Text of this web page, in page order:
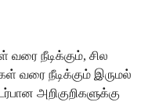
வரை நீடிக்கும், சில
வரை நீடிக்கும் இருமல்
அறிகுறிகளுக்கு